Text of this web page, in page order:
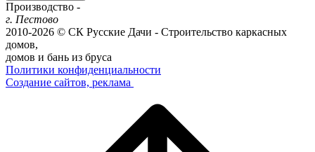
Производство -
г. Пестово
2010-2026 © СК Русские Дачи - Строительство каркасных
домов,
домов и бань из бруса
Политики конфиденциальности
Создание сайтов, реклама